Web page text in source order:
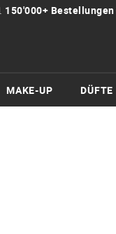
150'000+ Bestellungen
MAKE-UP DÜFTE